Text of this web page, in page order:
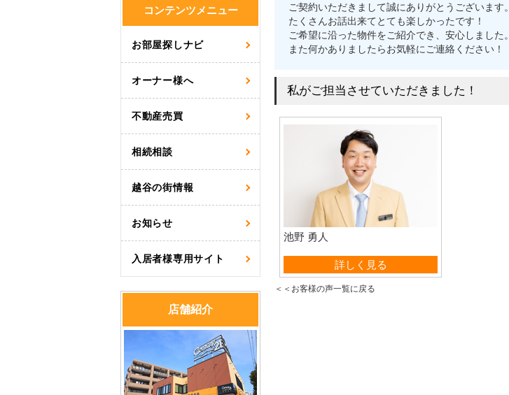
ご契約いただきまして誠にありがとうございます。
たくさんお話出来てとても楽しかったです！
ご希望に沿った物件をご紹介でき、安心しました。
また何かありましたらお気軽にご連絡ください！
私がご担当させていただきました！
池野 勇人
資産管理部詳しく見る
＜＜お客様の声一覧に戻る
コンテンツメニュー
お部屋探しナビ
オーナー様へ
不動産売買
相続相談
越谷の街情報
お知らせ
入居者様専用サイト
店舗紹介